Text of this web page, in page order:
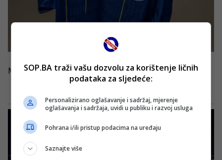
MeridianSportBH
SOP.BA traži vašu dozvolu za korištenje ličnih
podataka za sljedeće:
Personalizirano oglašavanje i sadržaj, mjerenje
oglašavanja i sadržaja, uvidi u publiku i razvoj usluga
Pohrana i/ili pristup podacima na uređaju
Saznajte više